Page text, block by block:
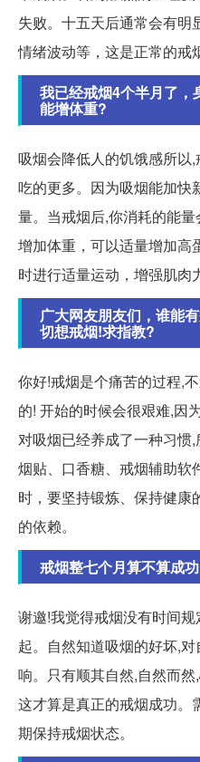
失败。十五天后通常会有明
情绪波动等，这是正常的戒
我已经戒烟4个半月了，
能增体重?
吸烟会降低人的饥饿感所以
吃的更多。因为吸烟能加快
量。当戒烟后,你消耗的能
增加体重，可以适量增加高
时进行适量运动，增强肌肉
广大网友朋友们，谁能
切想戒烟!求指教?
你好!戒烟是个痛苦的过程,
的! 开始的时候会很艰难,因
对吸烟已经养成了一种习惯
烟贴、口香糖、戒烟辅助软
时，要坚持锻炼、保持健康
的依赖。
戒烟整七个月算不算成
谢邀!我觉得戒烟没有时间
起。自然知道吸烟的好坏,
响。只有顺其自然,自然而然
这才算是真正的戒烟成功。
期保持戒烟状态。